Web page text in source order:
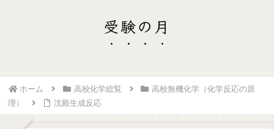
受験の月
ホーム 高校化学総覧
高校無機化学（化学反応の原
理）
沈殿生成反応